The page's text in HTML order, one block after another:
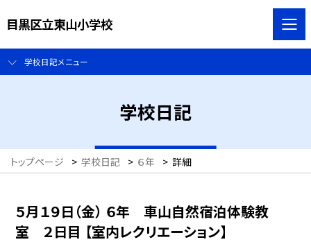
目黒区立東山小学校
学校日記メニュー
学校日記
トップページ > 学校日記 > ６年 > 詳細
５月１９日（金） ６年 車山自然宿泊体験教
室 ２日目 【室内レクリエーション】